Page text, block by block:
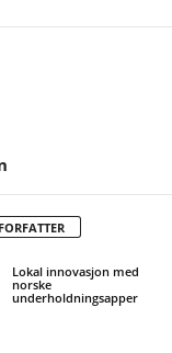
Lokal innovasjon med
norske
underholdningsapper